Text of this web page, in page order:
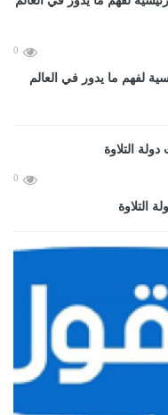
0
لفهم ما يدور في العالم
0
التلاوة